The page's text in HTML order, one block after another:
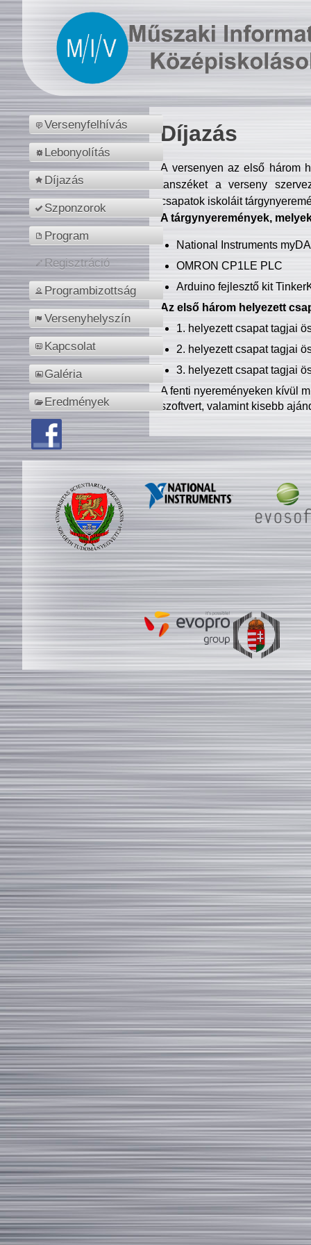
Versenyfelhívás
Lebonyolítás
Díjazás
Szponzorok
Program
Regisztráció
Programbizottság
Versenyhelyszín
Kapcsolat
Galéria
Eredmények
Díjazás
A versenyen az első három
tanszéket a verseny
csapatok iskoláit
A tárgynyeremények,
National Instruments
OMRON CP1LE PLC
Arduino fejlesztő kit
Az első három helyezett
1. helyezett csapat tagjai
2. helyezett csapat tagjai
3. helyezett csapat tagjai
A fenti nyereményeken kívül
szoftvert, valamint kisebb